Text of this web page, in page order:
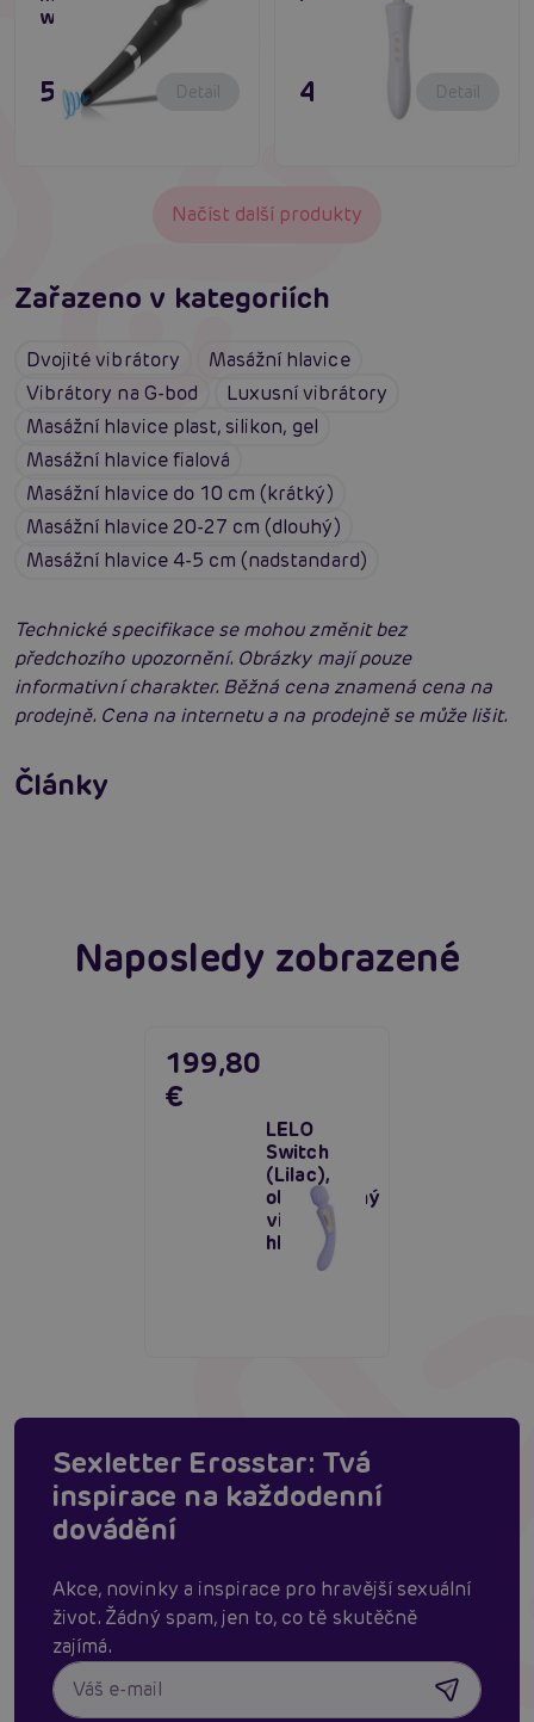
womanizer
51,80 € Detail 47,80 € Detail
Načíst další produkty
Zařazeno v kategoriích
Dvojité vibrátory
Masážní hlavice
Vibrátory na G-bod
Luxusní vibrátory
Masážní hlavice plast, silikon, gel
Masážní hlavice fialová
Masážní hlavice do 10 cm (krátký)
Masážní hlavice 20-27 cm (dlouhý)
Masážní hlavice 4-5 cm (nadstandard)
Technické specifikace se mohou změnit bez
předchozího upozornění. Obrázky mají pouze
informativní charakter. Běžná cena znamená cena na
prodejně. Cena na internetu a na prodejně se může lišit.
Články
vibrátor?
Číst více
Erotická inteligence: Příručka Sexiomů
Naposledy zobrazené
LELO
Switch
(Lilac),
oboustranný
vibrátor s
hlavicí
199,80
€
Sexletter Erosstar: Tvá
inspirace na každodenní
dovádění
Akce, novinky a inspirace pro hravější sexuální
život. Žádný spam, jen to, co tě skutěčně
zajímá.